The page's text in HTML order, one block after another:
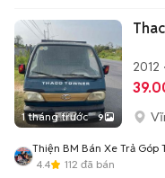
1 tháng trước 9
2012
Thiện BM Bán Xe Trả Góp
4.4
112 đã bán